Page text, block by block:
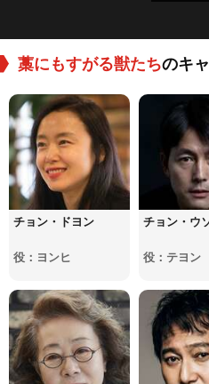
藁にもすがる獣たちのキ
チョン・ドヨン
役：ヨンヒ
チョン・ウ
役：テヨン